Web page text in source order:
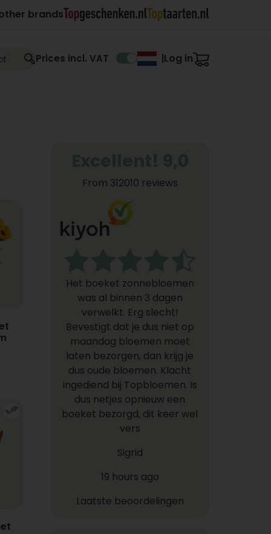
brands
Prices incl. VAT Log in
From 312010 reviews
Het boeket zonnebloemen
was al binnen 3 dagen
verwelkt. Erg slecht!
Bevestigt dat je dus niet op
maandag bloemen moet
laten bezorgen, dan krijg je
dus oude bloemen. Klacht
ingediend bij Topbloemen. Is
dus netjes opnieuw een
boeket bezorgd, dit keer wel
vers
Sigrid
19 hours ago
Laatste beoordelingen